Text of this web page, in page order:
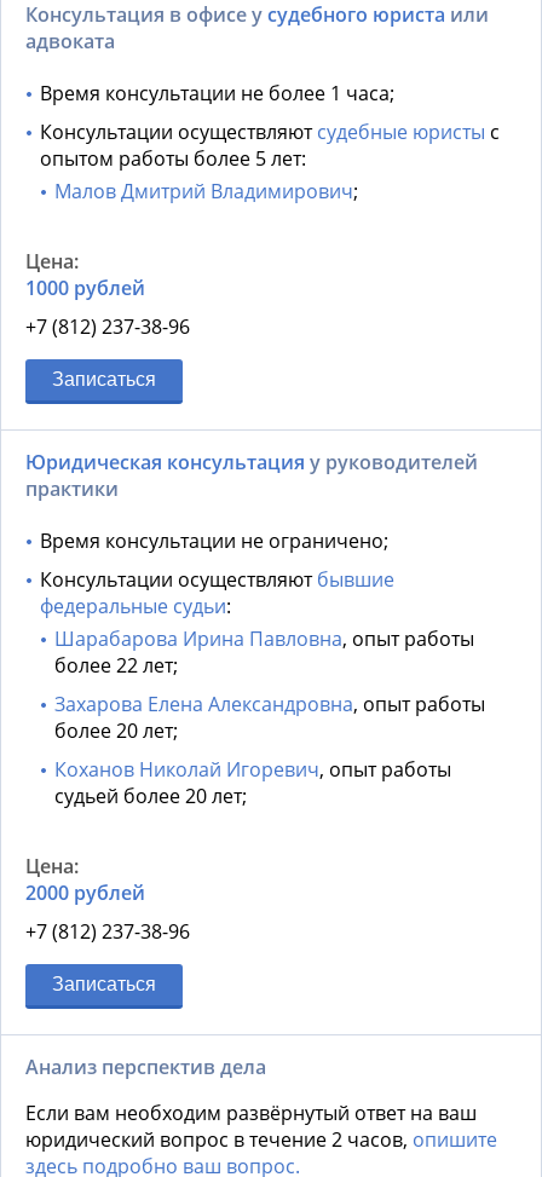
Консультация в офисе усудебного юриста или
адвоката
Время консультации не более 1 часа;
Консультации осуществляютсудебные юристы с
опытом работы более 5 лет:
Малов Дмитрий Владимирович;
1000 рублей
+7 (812) 237-38-96
Записаться
Юридическая консультация у руководителей
практики
Время консультации не ограничено;
Консультации осуществляютбывшие
федеральные судьи:
Шарабарова Ирина Павловна, опыт работы
более 22 лет;
Захарова Елена Александровна, опыт работы
более 20 лет;
Коханов Николай Игоревич, опыт работы
судьей более 20 лет;
2000 рублей
+7 (812) 237-38-96
Записаться
Анализ перспектив дела
Если вам необходим развёрнутый ответ на ваш
юридический вопрос в течение 2 часов, опишите
здесь подробно ваш вопрос.